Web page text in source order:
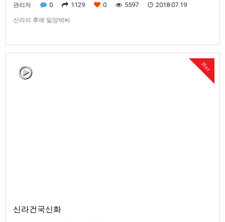
관리자 0 1129 0 5597 2018.07.19
신라의 후예 밀양박씨
Hot
신라건국신화